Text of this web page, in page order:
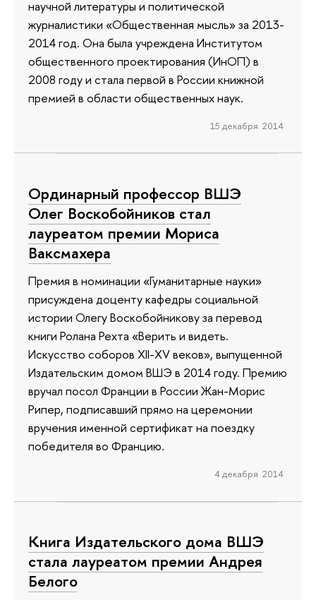
научной литературы и политической
журналистики «Общественная мысль» за 2013-
2014 год. Она была учреждена Институтом
общественного проектирования (ИнОП) в
2008 году и стала первой в России книжной
премией в области общественных наук.
15 декабря 2014
Ординарный профессор ВШЭ
Олег Воскобойников стал
лауреатом премии Мориса
Ваксмахера
Премия в номинации «Гуманитарные науки»
присуждена доценту кафедры социальной
истории Олегу Воскобойникову за перевод
книги Ролана Рехта «Верить и видеть.
Искусство соборов XII-XV веков», выпущенной
Издательским домом ВШЭ в 2014 году. Премию
вручал посол Франции в России Жан-Морис
Рипер, подписавший прямо на церемонии
вручения именной сертификат на поездку
победителя во Францию.
4 декабря 2014
Книга Издательского дома ВШЭ
стала лауреатом премии Андрея
Белого